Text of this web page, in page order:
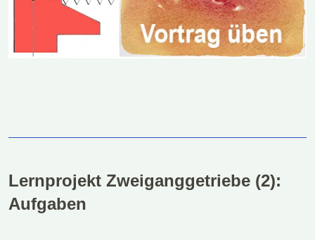
Lernprojekt Zweiganggetriebe (2):
Aufgaben